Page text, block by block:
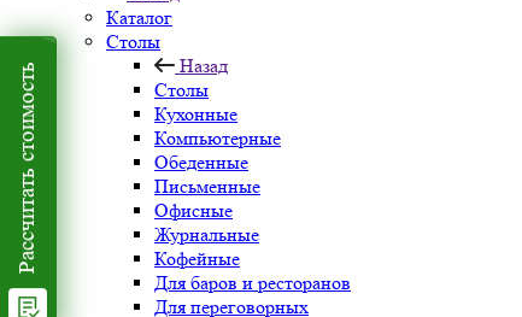
Каталог
Столы
Назад
Столы
Кухонные
Компьютерные
Обеденные
Письменные
Офисные
Журнальные
Кофейные
Для баров и ресторанов
Для переговорных
Рассчитать стоимость